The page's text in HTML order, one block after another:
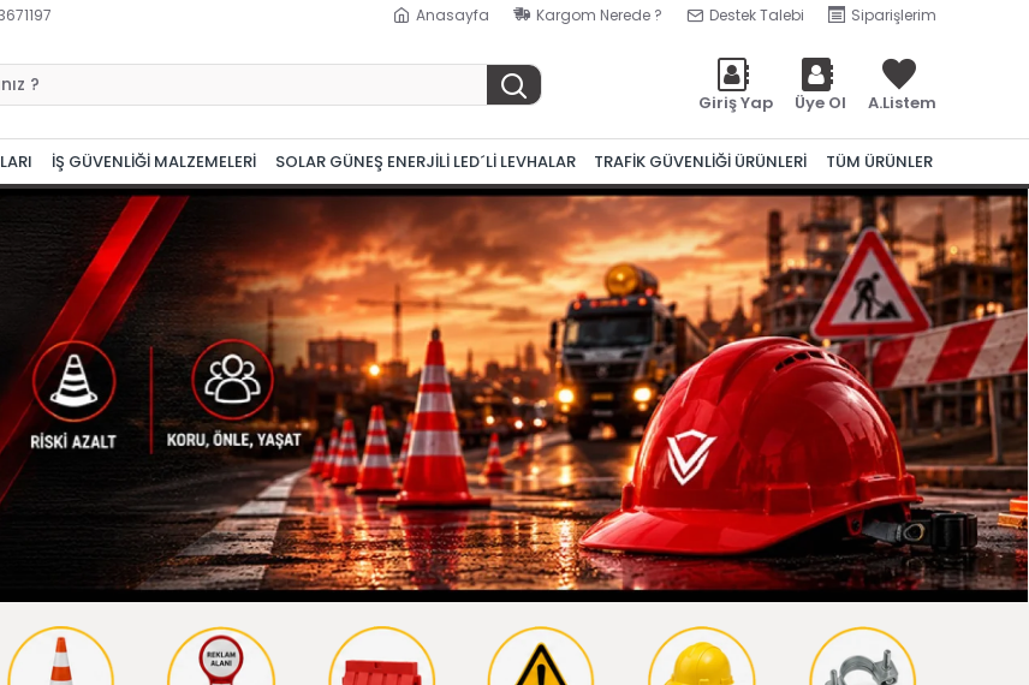
Anasayfa Kargom Nerede ? Destek Talebi Siparişlerim
Giriş Yap Üye Ol A.Listem
İŞ GÜVENLİĞİ MALZEMELERİ SOLAR GÜNEŞ ENERJİLİ LED´Lİ LEVHALAR TRAFİK GÜVENLİĞİ ÜRÜNLERİ TÜM ÜRÜNLER